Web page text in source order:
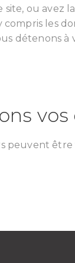
site, ou avez
compris les
détenons à
peuvent